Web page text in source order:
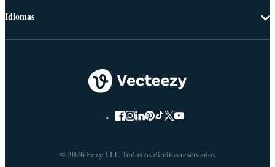
© 2026 Eezy LLC Todos os direitos reservados
Idiomas